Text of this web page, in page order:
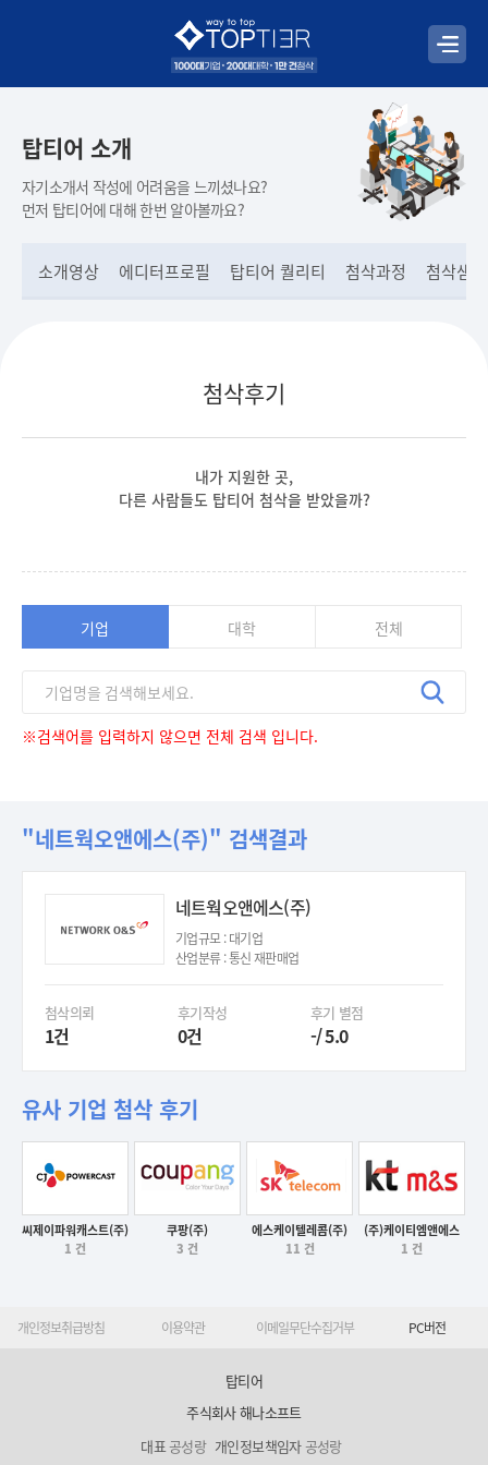
탑티어 소개
자기소개서 작성에 어려움을 느끼셨나요?
먼저 탑티어에 대해 한번 알아볼까요?
소개영상 에디터프로필 탑티어 퀄리티 첨삭과정 첨삭샘플
첨삭후기
내가 지원한 곳,
다른 사람들도 탑티어 첨삭을 받았을까?
기업 대학 전체
※검색어를 입력하지 않으면 전체 검색 입니다.
"네트웍오앤에스(주)" 검색결과
네트웍오앤에스(주)
기업규모 : 대기업
산업분류 : 통신 재판매업
첨삭의뢰
1건
후기작성
0건
후기 별점
-/ 5.0
유사 기업 첨삭 후기
후기보기
씨제이파워캐스트(주)
1 건
후기보기
쿠팡(주)
3 건
후기보기
에스케이텔레콤(주)
11 건
후기보기
(주)케이티엠앤에스
1 건
개인정보취급방침 이용약관 이메일무단수집거부 PC버전
탑티어
주식회사 해나소프트
대표공성랑 개인정보책임자공성랑